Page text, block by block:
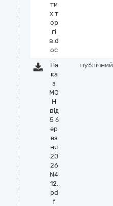
ти
х т
ор
гі
в.d
oc
На
ка
з
МО
Н
від
5 б
ер
ез
ня
20
26
N4
12.
pd
f
публічний